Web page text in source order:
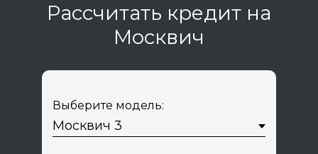
Рассчитать кредит на
Москвич
Выберите модель: